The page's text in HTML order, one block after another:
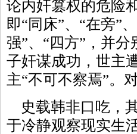
论内奸篡权的危险
即“同床”、“在旁”
强”、“四方”，并
子奸谋成功，世主
主“不可不察焉”。
史载韩非口吃，
于冷静观察现实生